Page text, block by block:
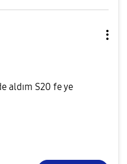
aldım S20 fe ye